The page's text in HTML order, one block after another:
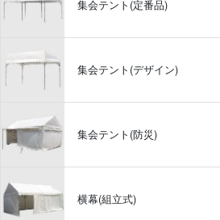
集会テント(定番品)
集会テント(デザイン)
集会テント(防災)
横幕(組立式)